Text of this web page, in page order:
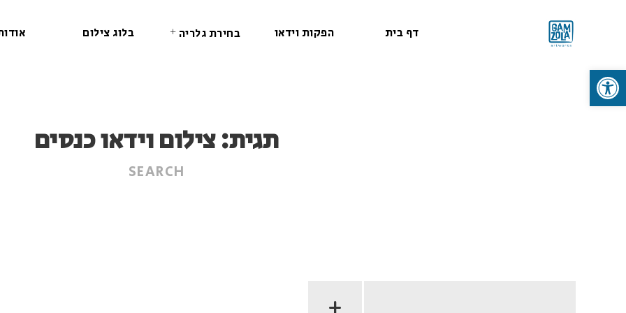
פתח סרגל נגישות
דף בית הפקות וידאו בחירת גלריה בלוג צילום
תגית:צילום וידאו כנסים